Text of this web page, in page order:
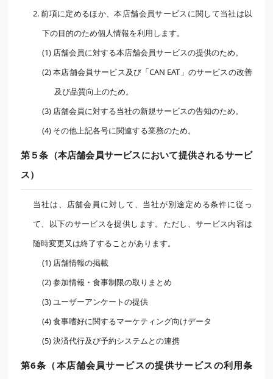
2. 前項に定めるほか、本店舗会員サービスに関して当社は以
下の目的のため個人情報を利用します。
(1) 店舗会員に対する本店舗会員サービスの提供のため。
(2) 本店舗会員サービス及び「CAN EAT」のサービスの改善
及び品質向上のため。
(3) 店舗会員に対する当社の新規サービスの告知のため。
(4) その他上記各号に関連する業務のため。
第５条（本店舗会員サービスにおいて提供されるサービ
ス）
当社は、店舗会員に対して、当社が別途定める条件に従っ
て、以下のサービスを提供します。ただし、サービス内容は
随時変更又は終了することがあります。
(1) 店舗情報の掲載
(2) 参加情報・食事制限の取りまとめ
(3) ユーザーアンケートの提供
(4) 食事嗜好に関するマーケティング向けデータ
(5) 決済代行及び予約システムとの連携
第6条（本店舗会員サービスの提供サービスの利用条